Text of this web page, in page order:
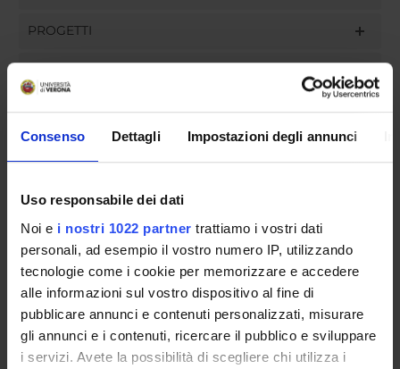
Consenso Dettagli Impostazioni degli annunci
Uso responsabile dei dati
Noi e i nostri 1022 partner trattiamo i vostri dati
personali, ad esempio il vostro numero IP, utilizzando
tecnologie come i cookie per memorizzare e accedere
alle informazioni sul vostro dispositivo al fine di
pubblicare annunci e contenuti personalizzati, misurare
gli annunci e i contenuti, ricercare il pubblico e sviluppare
i servizi. Avete la possibilità di scegliere chi utilizza i
PROGETTI
ORGANIZZAZIONE
GOVERNANCE
COMMISSIONI
UFFICI E STRUTTURE DI SERVIZIO
SERVIZI DI SEGRETERIA STUDENTI